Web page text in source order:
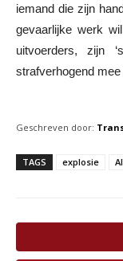
iemand die zijn
gevaarlijke werk
uitvoerders, zijn
strafverhogend mee
Geschreven door:
TAGS explosie